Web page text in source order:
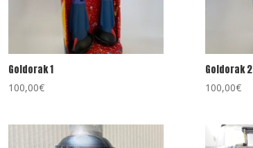
Goldorak 1
100,00€
Goldorak 2
100,00€